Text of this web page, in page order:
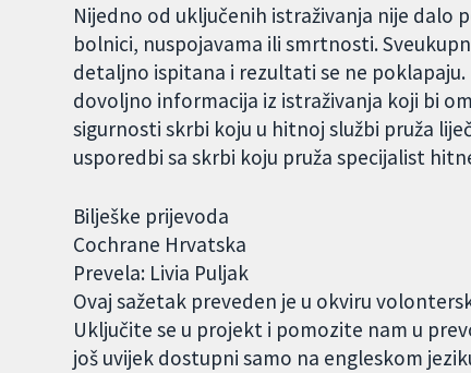
Nijedno od uključenih istraživanja nije dalo
bolnici, nuspojavama ili smrtnosti.
detaljno ispitana i rezultati se ne
dovoljno informacija iz istraživanja koji bi
sigurnosti skrbi koju u hitnoj službi pruža
usporedbi sa skrbi koju pruža specijalist
Bilješke prijevoda
Cochrane Hrvatska
Prevela: Livia Puljak
Ovaj sažetak preveden je u okviru
Uključite se u projekt i pomozite nam u
još uvijek dostupni samo na engleskom